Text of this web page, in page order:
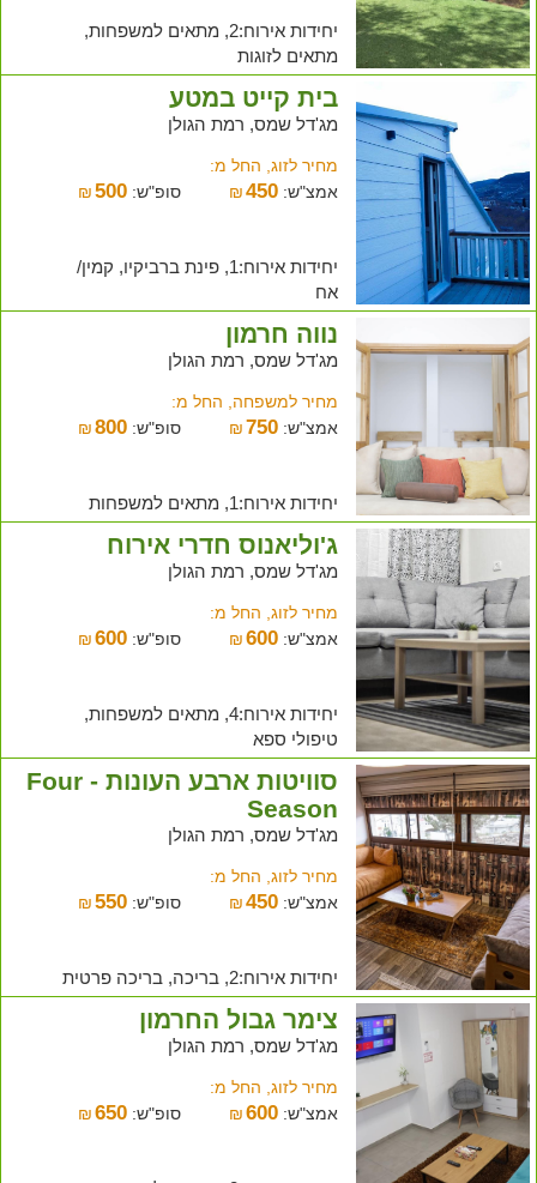
יחידות אירוח:2, מתאים למשפחות,
מתאים לזוגות
בית קייט במטע
מג'דל שמס, רמת הגולן
מחיר לזוג, החל מ:
אמצ"ש:
₪450 סופ"ש: ₪ 500
יחידות אירוח:1, פינת ברביקיו, קמין/
אח
נווה חרמון
מג'דל שמס, רמת הגולן
מחיר למשפחה, החל מ:
אמצ"ש:
₪750 סופ"ש: ₪ 800
יחידות אירוח:1, מתאים למשפחות
ג'וליאנוס חדרי אירוח
מג'דל שמס, רמת הגולן
מחיר לזוג, החל מ:
אמצ"ש:
₪600 סופ"ש: ₪ 600
יחידות אירוח:4, מתאים למשפחות,
טיפולי ספא
סוויטות ארבע העונות - Four
Season
מג'דל שמס, רמת הגולן
מחיר לזוג, החל מ:
אמצ"ש:
₪450 סופ"ש: ₪ 550
יחידות אירוח:2, בריכה, בריכה פרטית
צימר גבול החרמון
מג'דל שמס, רמת הגולן
מחיר לזוג, החל מ:
אמצ"ש:
₪600 סופ"ש: ₪ 650